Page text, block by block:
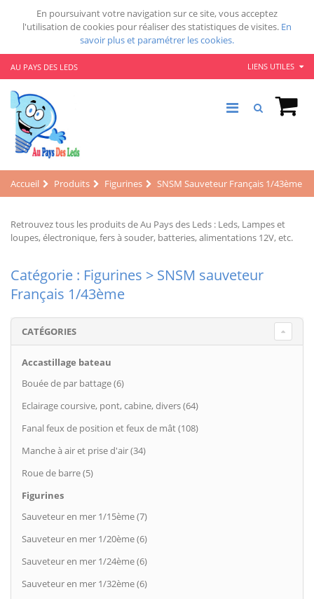
En poursuivant votre navigation sur ce site, vous acceptez
l'utilisation de cookies pour réaliser des statistiques de visites. En
savoir plus et paramétrer les cookies.
AU PAYS DES LEDS LIENS UTILES
Accueil Produits Figurines SNSM Sauveteur Français 1/43ème
Retrouvez tous les produits de Au Pays des Leds : Leds, Lampes et
loupes, électronique, fers à souder, batteries, alimentations 12V, etc.
Catégorie : Figurines > SNSM sauveteur
Français 1/43ème
CATÉGORIES
Accastillage bateau
Bouée de par battage (6)
Eclairage coursive, pont, cabine, divers (64)
Fanal feux de position et feux de mât (108)
Manche à air et prise d'air (34)
Roue de barre (5)
Figurines
Sauveteur en mer 1/15ème (7)
Sauveteur en mer 1/20ème (6)
Sauveteur en mer 1/24ème (6)
Sauveteur en mer 1/32ème (6)